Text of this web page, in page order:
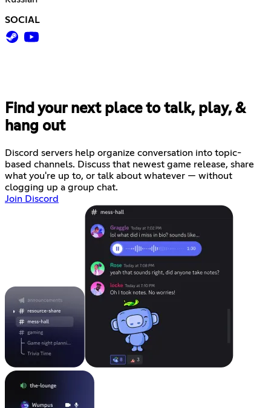
SOCIAL
Find your next place to talk, play, &
hang out
Discord servers help organize conversation into topic-
based channels. Discuss that newest game release, share
what you're up to, or talk about whatever — without
clogging up a group chat.
Join Discord